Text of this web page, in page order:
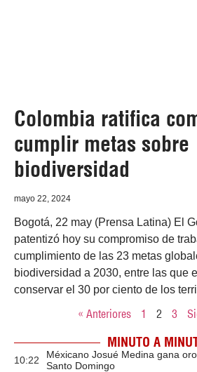
Colombia ratifica
cumplir metas sobre
biodiversidad
mayo 22, 2024
Bogotá, 22 may (Prensa Latina) El
patentizó hoy su compromiso de
cumplimiento de las 23 metas
biodiversidad a 2030, entre las que
conservar el 30 por ciento de los
« Anteriores 1 2 3
MINUTO A
10:22
Méxicano Josué Medina gana
Santo Domingo